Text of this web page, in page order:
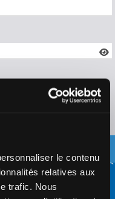
le contenu
relatives aux
trafic. Nous